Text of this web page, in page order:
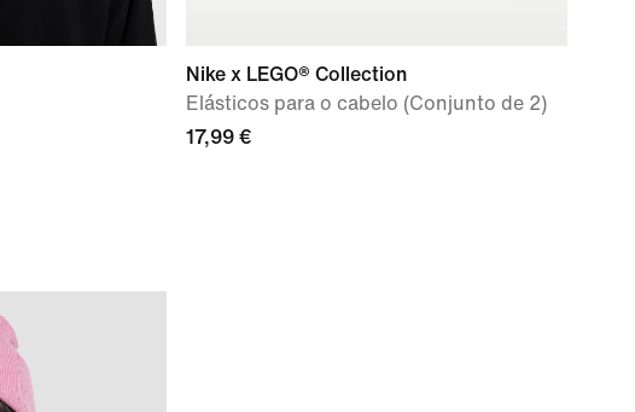
Nike x LEGO® Collection
Elásticos para o cabelo (Conjunto de 2)
17,99 €